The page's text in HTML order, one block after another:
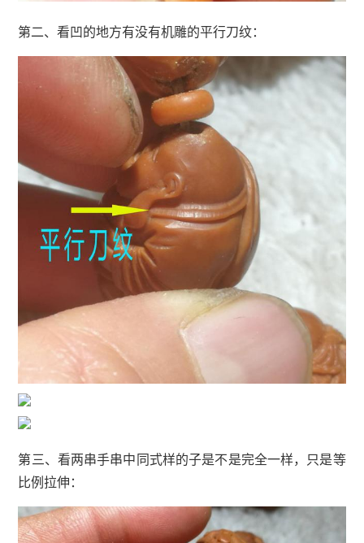
第二、看凹的地方有没有机雕的平行刀纹：
第三、看两串手串中同式样的子是不是完全一样，只是等
比例拉伸：